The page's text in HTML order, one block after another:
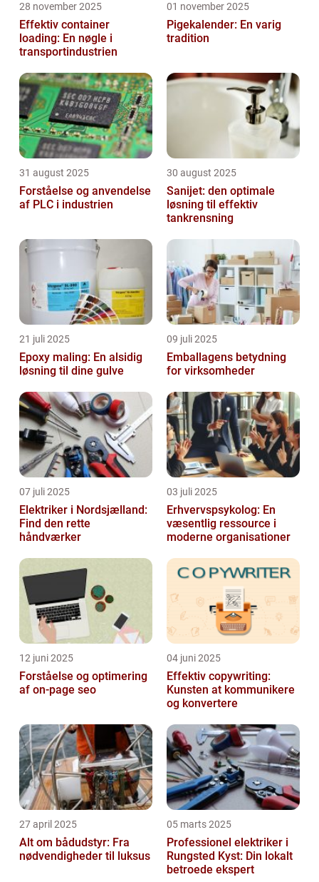
28 november 2025
Effektiv container
loading: En nøgle i
transportindustrien
01 november 2025
Pigekalender: En varig
tradition
31 august 2025
Forståelse og anvendelse
af PLC i industrien
30 august 2025
Sanijet: den optimale
løsning til effektiv
tankrensning
21 juli 2025
Epoxy maling: En alsidig
løsning til dine gulve
09 juli 2025
Emballagens betydning
for virksomheder
07 juli 2025
Elektriker i Nordsjælland:
Find den rette
håndværker
03 juli 2025
Erhvervspsykolog: En
væsentlig ressource i
moderne organisationer
12 juni 2025
Forståelse og optimering
af on-page seo
04 juni 2025
Effektiv copywriting:
Kunsten at kommunikere
og konvertere
27 april 2025
Alt om bådudstyr: Fra
nødvendigheder til luksus
05 marts 2025
Professionel elektriker i
Rungsted Kyst: Din lokalt
betroede ekspert